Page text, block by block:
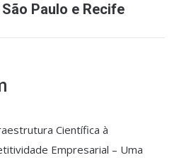
post:Paulo e Recife
Científica à
Empresarial – Uma